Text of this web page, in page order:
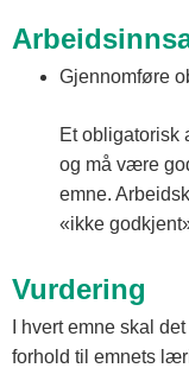
Gjennomføre
Et obligatorisk
og må være
emne.
«ikke
Vurdering
I hvert emne skal
forhold til emnets